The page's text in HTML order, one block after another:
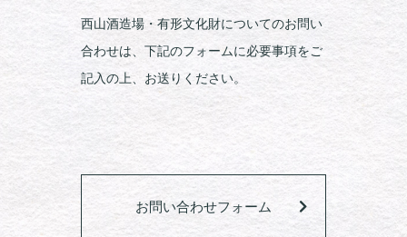
西山酒造場・有形文化財についてのお問い
合わせは、下記のフォームに必要事項をご
記入の上、お送りください。
お問い合わせフォーム